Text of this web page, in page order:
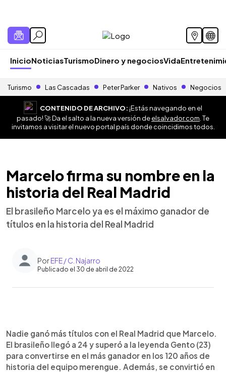
InicioNoticiasTurismoDinero y negociosVida
Turismo Las Cascadas Peter Parker Nativos Negocios
CONTENIDO DE ARCHIVO:¡Estás navegando en el
pasado! 🚀 Da el salto a la nueva versión deelsalvador.com . Te
invitamos a visitar el nuevo portal país donde coincidimos todos.
Marcelo firma su nombre en la
historia del Real Madrid
El brasileño Marcelo ya es el máximo ganador de
títulos en la historia del Real Madrid
PorEFE / C. Najarro
Publicado el 30 de abril de 2022
Escuchar artículo
Nadie ganó más títulos con el Real Madrid que Marcelo.
El brasileño llegó a 24 y superó a la leyenda Gento (23)
para convertirse en el más ganador en los 120 años de
historia del equipo merengue. Además, se convirtió en